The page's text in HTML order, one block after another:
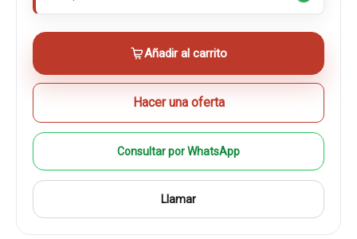
Añadir al carrito
Hacer una oferta
Consultar por WhatsApp
Llamar